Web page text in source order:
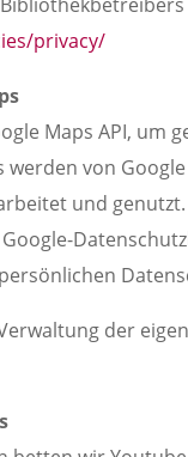
privacy/
Maps API, um
werden von
und
der